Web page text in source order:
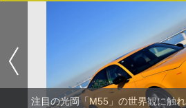
注目の光岡「M55」の世界観に触